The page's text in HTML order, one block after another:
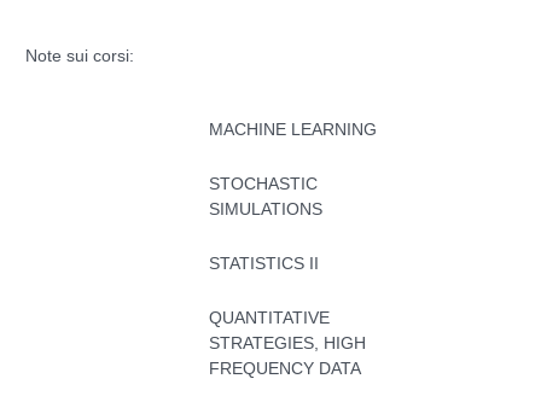
Note sui corsi:
MACHINE LEARNING
STOCHASTIC
SIMULATIONS
STATISTICS II
QUANTITATIVE
STRATEGIES, HIGH
FREQUENCY DATA